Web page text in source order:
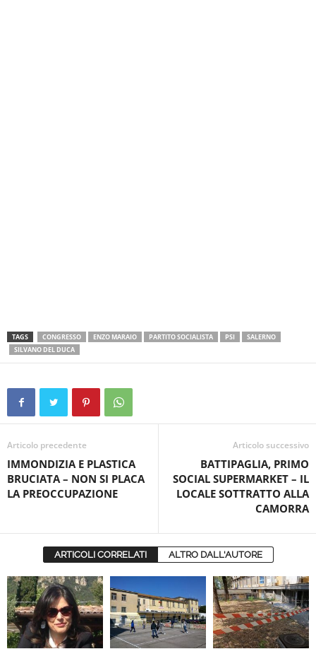
TAGS CONGRESSO ENZO MARAIO PARTITO SOCIALISTA PSI
SALERNO
SILVANO DEL DUCA
Articolo precedente
IMMONDIZIA E PLASTICA
BRUCIATA – NON SI PLACA
LA PREOCCUPAZIONE
Articolo successivo
BATTIPAGLIA, PRIMO
SOCIAL SUPERMARKET – IL
LOCALE SOTTRATTO ALLA
CAMORRA
ARTICOLI CORRELATI ALTRO DALL'AUTORE